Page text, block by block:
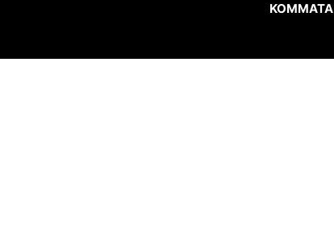
ΚΌΜΜΑΤΑ